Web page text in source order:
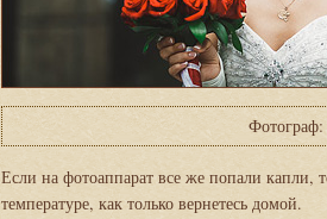
Если на фотоаппарат все же попали капли,
температуре, как только вернетесь домой.